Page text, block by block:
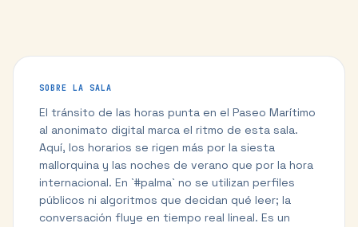
SOBRE LA SALA
El tránsito de las horas punta en el Paseo Marítimo
al anonimato digital marca el ritmo de esta sala.
Aquí, los horarios se rigen más por la siesta
mallorquina y las noches de verano que por la hora
internacional. En `#palma` no se utilizan perfiles
públicos ni algoritmos que decidan qué leer; la
conversación fluye en tiempo real lineal. Es un